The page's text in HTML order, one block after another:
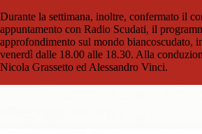
Durante la settimana, inoltre, confermato il
appuntamento con Radio Scudati, il
approfondimento sul mondo biancoscudato,
venerdì dalle 18.00 alle 18.30. Alla
Nicola Grassetto ed Alessandro Vinci.